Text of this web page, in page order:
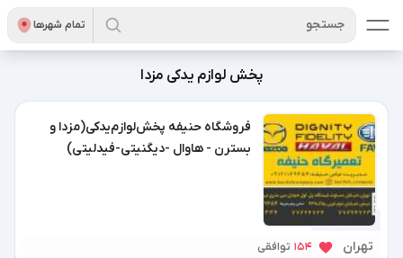
تمام شهر‌ها جستجو
پخش‌ لوازم‌ یدکی مزدا
فروشگاه حنیفه پخش‌لوازم‌یدکی(مزدا و
بسترن - هاوال -دیگنیتی-فیدلیتی)
تهران 154 توافقی